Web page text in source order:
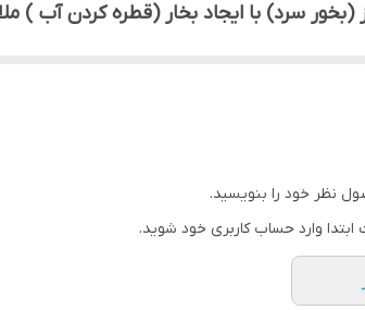
سرد) با ایجاد بخار (قطره کردن آب )
بخور گرم فقط برای درمان سرفه بعد از
آنها میشود.
تولید یون منفی همراه بخور سرد است ،
میبرد و هم خودش از بین میرود ( ذرات
در فصل زمستان که ایران هوای فوق
نظر خود را بنویسید.
ابتدا وارد حساب کاربری خود شوید.